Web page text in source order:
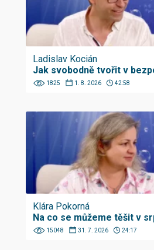
Ladislav Kocián
Jak svobodně tvořit v
1825 1. 8. 2026 42:58
Klára Pokorná
Na co se můžeme těšit v
15048 31. 7. 2026 24:17